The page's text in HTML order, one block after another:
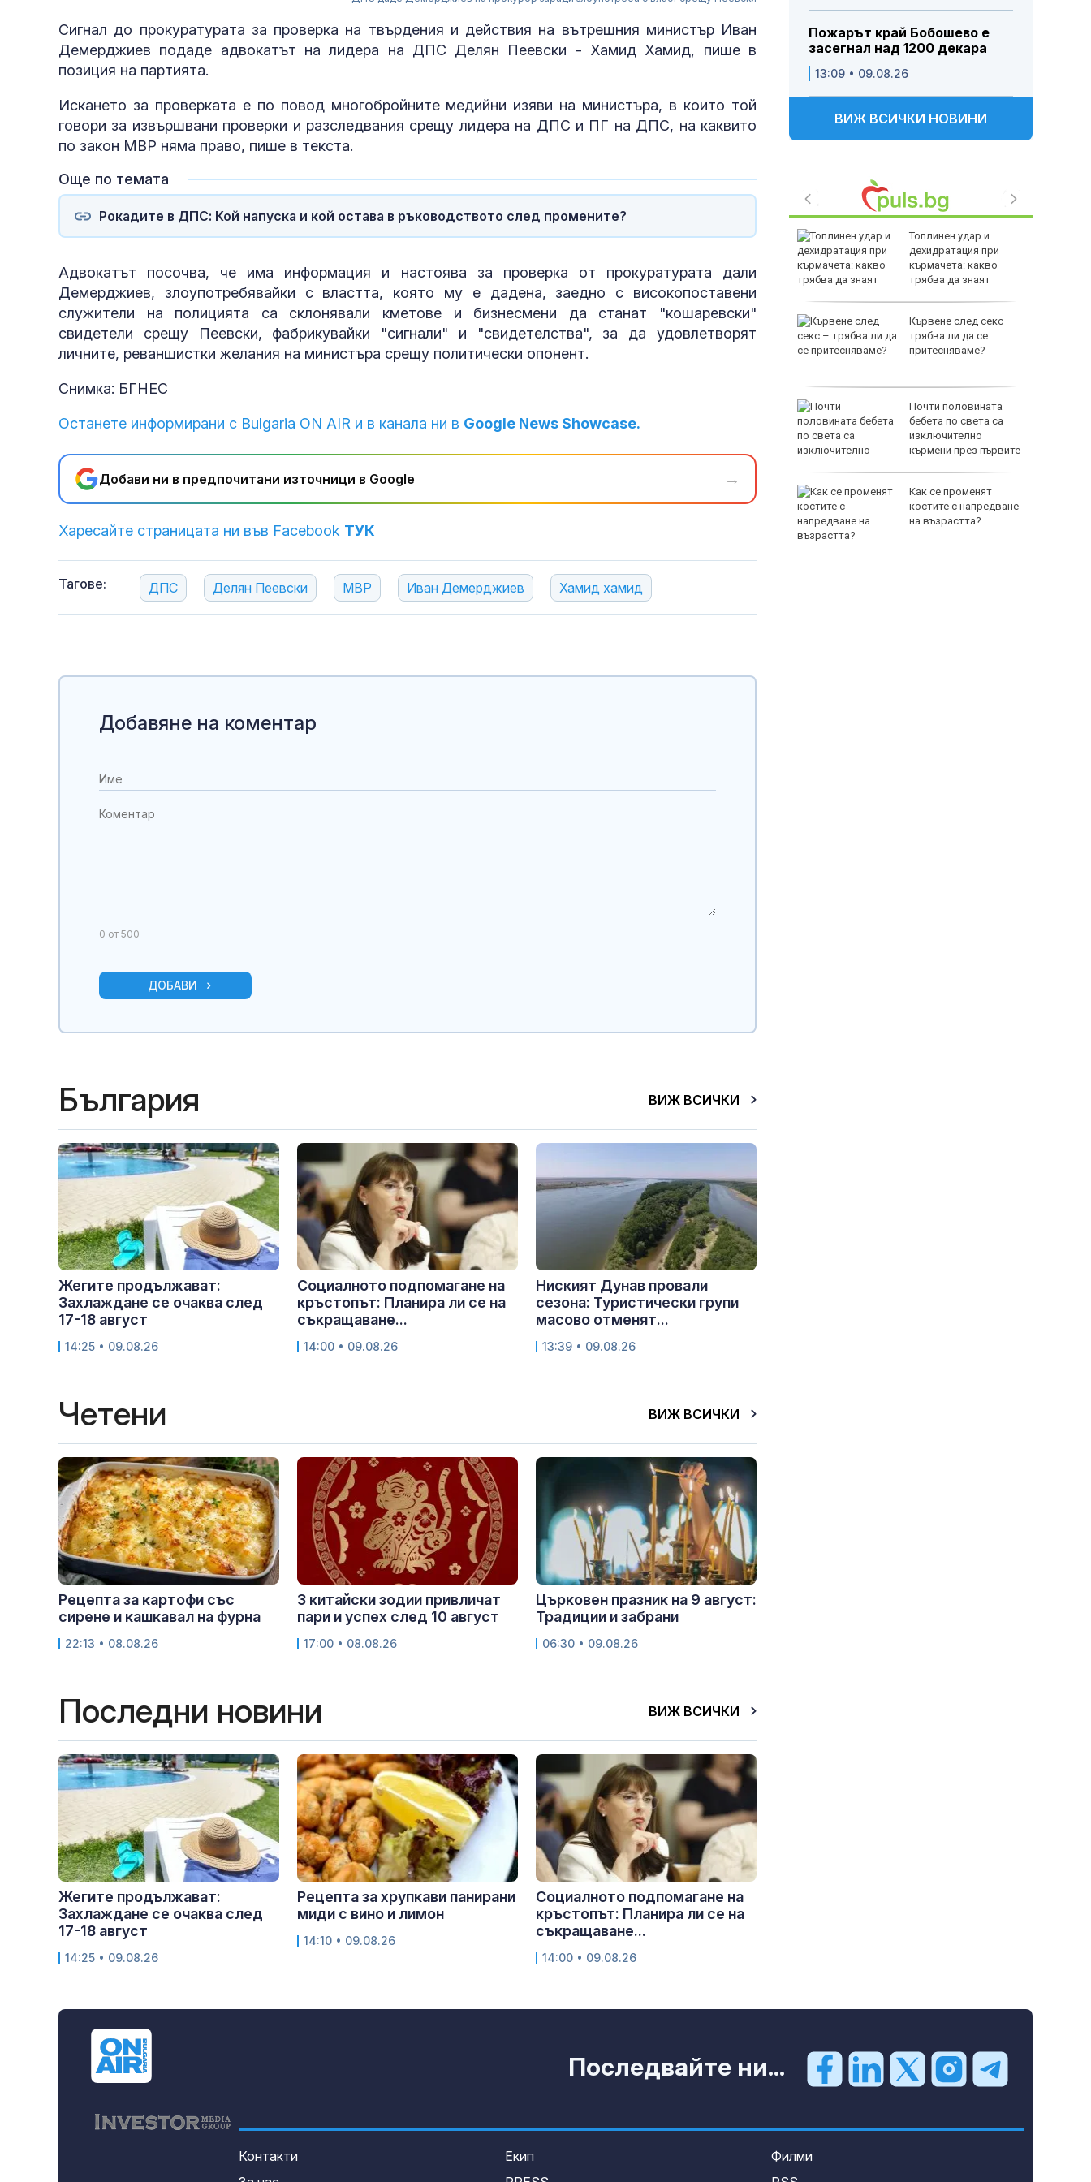
Сигнал до прокуратурата за проверка на твърдения и действия на вътрешния министър Иван
Демерджиев подаде адвокатът на лидера на ДПС Делян Пеевски - Хамид Хамид, пише в
позиция на партията.
Искането за проверката е по повод многобройните медийни изяви на министъра, в които той
говори за извършвани проверки и разследвания срещу лидера на ДПС и ПГ на ДПС, на каквито
по закон МВР няма право, пише в текста.
Още по темата
Рокадите в ДПС: Кой напуска и кой остава в ръководството след промените?
Адвокатът посочва, че има информация и настоява за проверка от прокуратурата дали
Демерджиев, злоупотребявайки с властта, която му е дадена, заедно с високопоставени
служители на полицията са склонявали кметове и бизнесмени да станат "кошаревски"
свидетели срещу Пеевски, фабрикувайки "сигнали" и "свидетелства", за да удовлетворят
личните, реваншистки желания на министъра срещу политически опонент.
Снимка: БГНЕС
Останете информирани с Bulgaria ON AIR и в канала ни в Google News Showcase.
Добави ни в предпочитани източници в Google →
Харесайте страницата ни във Facebook ТУК
Тагове: ДПС Делян Пеевски МВР Иван Демерджиев Хамид хамид
Пожарът край Бобошево е
засегнал над 1200 декара
13:09 • 09.08.26
ВИЖ ВСИЧКИ НОВИНИ
Примамка, но и хищник
Нагасаки отбелязва
годишнина от
почетена със своя
Топлинен удар и
дехидратация при
кърмачета: какво
трябва да знаят
Кървене след секс –
трябва ли да се
притесняваме?
Почти половината
бебета по света са
изключително
кърмени през първите
Как се променят
костите с напредване
на възрастта?
Добавяне на коментар
0 от 500
ДОБАВИ
България ВИЖ ВСИЧКИ
Жегите продължават:
Захлаждане се очаква след
17-18 август
14:25 • 09.08.26
Социалното подпомагане на
кръстопът: Планира ли се на
съкращаване...
14:00 • 09.08.26
Ниският Дунав провали
сезона: Туристически групи
масово отменят...
13:39 • 09.08.26
Четени ВИЖ ВСИЧКИ
Рецепта за картофи със
сирене и кашкавал на фурна
22:13 • 08.08.26
3 китайски зодии привличат
пари и успех след 10 август
17:00 • 08.08.26
Църковен празник на 9 август:
Традиции и забрани
06:30 • 09.08.26
Последни новини ВИЖ ВСИЧКИ
Жегите продължават:
Захлаждане се очаква след
17-18 август
14:25 • 09.08.26
Рецепта за хрупкави панирани
миди с вино и лимон
14:10 • 09.08.26
Социалното подпомагане на
кръстопът: Планира ли се на
съкращаване...
14:00 • 09.08.26
Последвайте ни...
Контакти
Екип
Филми